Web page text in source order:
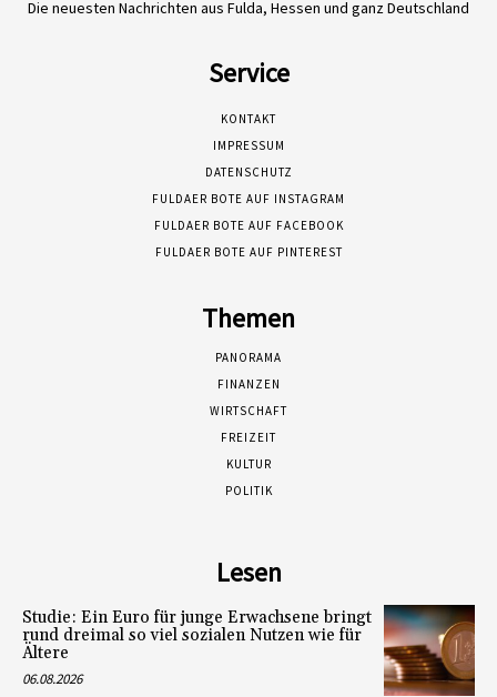
Die neuesten Nachrichten aus Fulda, Hessen und ganz Deutschland
Service
KONTAKT
IMPRESSUM
DATENSCHUTZ
FULDAER BOTE AUF INSTAGRAM
FULDAER BOTE AUF FACEBOOK
FULDAER BOTE AUF PINTEREST
Themen
PANORAMA
FINANZEN
WIRTSCHAFT
FREIZEIT
KULTUR
POLITIK
Lesen
Studie: Ein Euro für junge Erwachsene bringt
rund dreimal so viel sozialen Nutzen wie für
Ältere
06.08.2026